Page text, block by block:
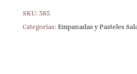
SKU: 385
Categorías: Empanadas y Pasteles